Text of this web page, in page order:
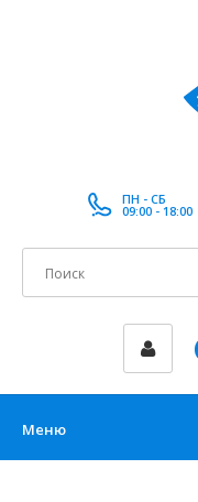
ПН - СБ
09:00 - 18:00
Меню